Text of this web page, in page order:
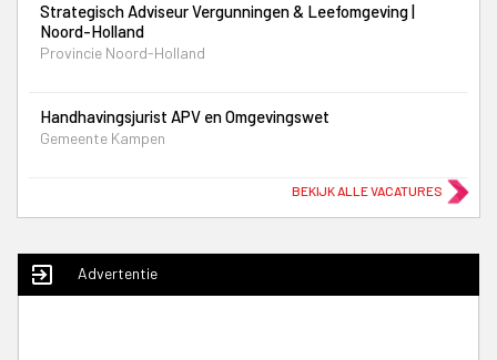
Strategisch Adviseur Vergunningen & Leefomgeving |
Noord-Holland
Provincie Noord-Holland
Handhavingsjurist APV en Omgevingswet
Gemeente Kampen
BEKIJK ALLE VACATURES
exit_to_app Advertentie